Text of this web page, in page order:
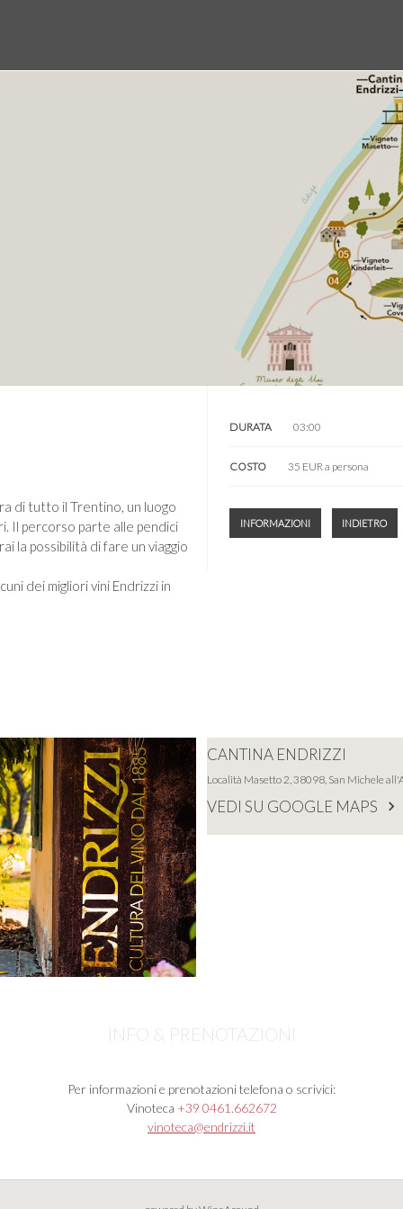
di tutto il Trentino, un luogo
Il percorso parte alle pendici
la possibilità di fare un viaggio
dei migliori vini Endrizzi in
DURATA 03:00
COSTO 35 EUR a persona
INFORMAZIONI INDIETRO
NEXT
CANTINA ENDRIZZI
Località Masetto 2, 38098, San Michele
VEDI SU GOOGLE MAPS
INFO & PRENOTAZIONI
Per informazioni e prenotazioni telefona o scrivici:
Vinoteca +39 0461.662672
vinoteca@endrizzi.it​